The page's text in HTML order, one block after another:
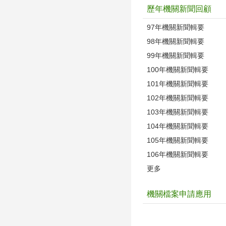
歷年機關新聞回顧
97年機關新聞輯要
98年機關新聞輯要
99年機關新聞輯要
100年機關新聞輯要
101年機關新聞輯要
102年機關新聞輯要
103年機關新聞輯要
104年機關新聞輯要
105年機關新聞輯要
106年機關新聞輯要
更多
機關檔案申請應用